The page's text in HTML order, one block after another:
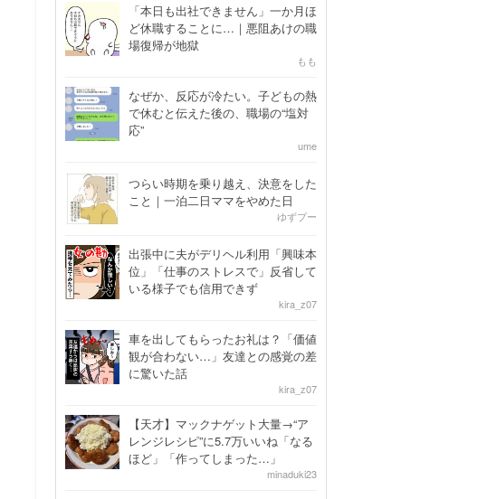
「本日も出社できません」一か月ほ
ど休職することに…｜悪阻あけの職
場復帰が地獄
もも
なぜか、反応が冷たい。子どもの熱
で休むと伝えた後の、職場の“塩対
応”
ume
つらい時期を乗り越え、決意をした
こと｜一泊二日ママをやめた日
ゆずプー
出張中に夫がデリヘル利用「興味本
位」「仕事のストレスで」反省して
いる様子でも信用できず
kira_z07
車を出してもらったお礼は？「価値
観が合わない…」友達との感覚の差
に驚いた話
kira_z07
【天才】マックナゲット大量→“ア
レンジレシピ”に5.7万いいね「なる
ほど」「作ってしまった…」
minaduki23